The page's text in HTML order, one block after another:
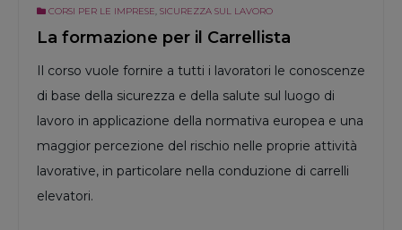
CORSI PER LE IMPRESE, SICUREZZA SUL LAVORO
La formazione per il Carrellista
Il corso vuole fornire a tutti i lavoratori le conoscenze
di base della sicurezza e della salute sul luogo di
lavoro in applicazione della normativa europea e una
maggior percezione del rischio nelle proprie attività
lavorative, in particolare nella conduzione di carrelli
elevatori.